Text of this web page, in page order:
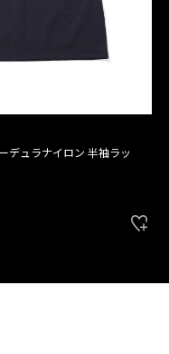
デュラナイロン 半袖ラッ